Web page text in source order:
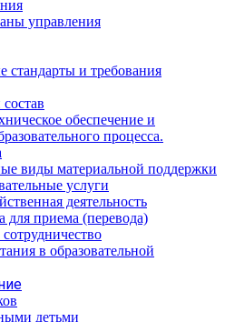
управления
стандарты и требования
обеспечение и
процесса.
виды материальной поддержки
услуги
деятельность
для приема (перевода)
в образовательной
детьми